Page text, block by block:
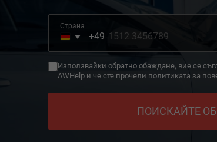
Страна
Germany
+49
+49
Използвайки обратно обаждане, вие се
AWHelp и че сте прочели политиката за
ПОИСКАЙТЕ